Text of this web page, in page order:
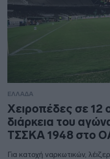
ΕΛΛΑΔΑ
Χειροπέδες σε 12
διάρκεια του
ΤΣΣΚΑ 1948 στο
Για κατοχή ναρκωτικών,